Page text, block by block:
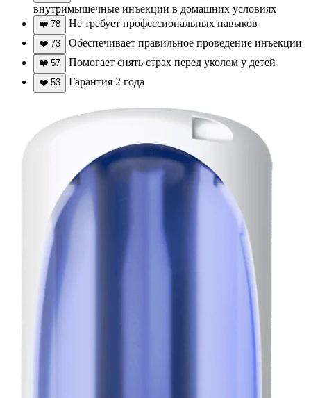
внутримышечные инъекции в домашних условиях
❤️ 78 Не требует профессиональных навыков
❤️ 73 Обеспечивает правильное проведение инъекции
❤️ 57 Помогает снять страх перед уколом у детей
❤️ 53 Гарантия 2 года